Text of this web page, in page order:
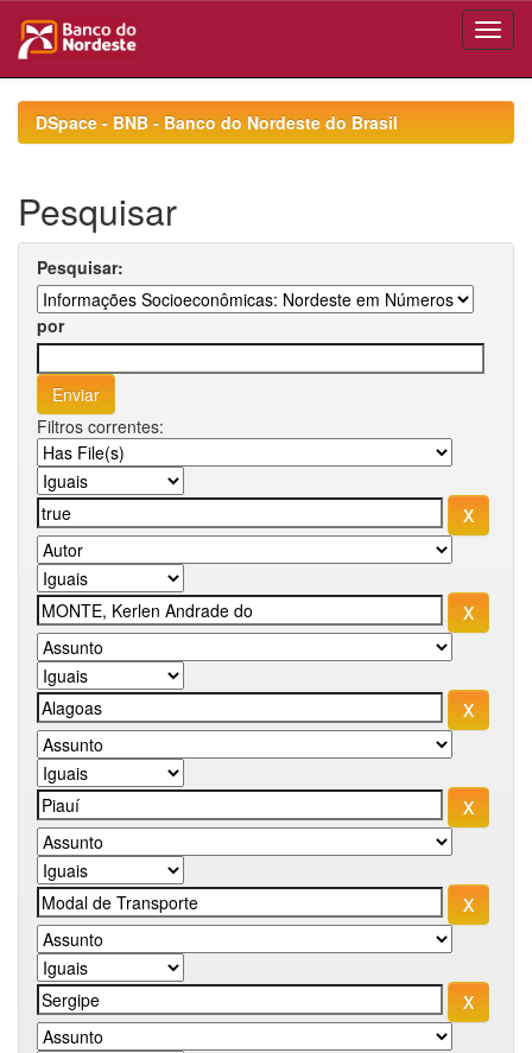
navigationDSpace - BNB - Banco do Nordeste do Brasil
Pesquisar
Pesquisar:
por
Filtros correntes: